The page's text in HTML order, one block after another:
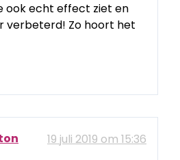
ook echt effect ziet en
verbeterd! Zo hoort het
19 juli 2019 om 15:36